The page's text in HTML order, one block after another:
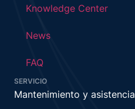
Knowledge Center
News
FAQ
SERVICIO
Mantenimiento y asistencia